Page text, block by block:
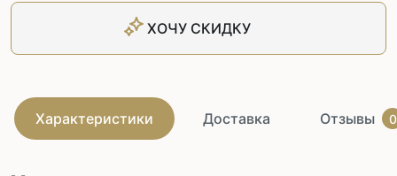
ХОЧУ СКИДКУ
Характеристики Доставка Отзывы 0